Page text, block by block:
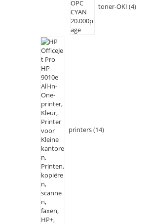
toner-OKI 4
printers 14